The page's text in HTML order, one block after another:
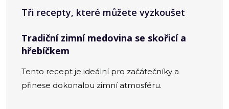
Tři recepty, které můžete vyzkoušet
Tradiční zimní medovina se skořicí a
hřebíčkem
Tento recept je ideální pro začátečníky a
přinese dokonalou zimní atmosféru.